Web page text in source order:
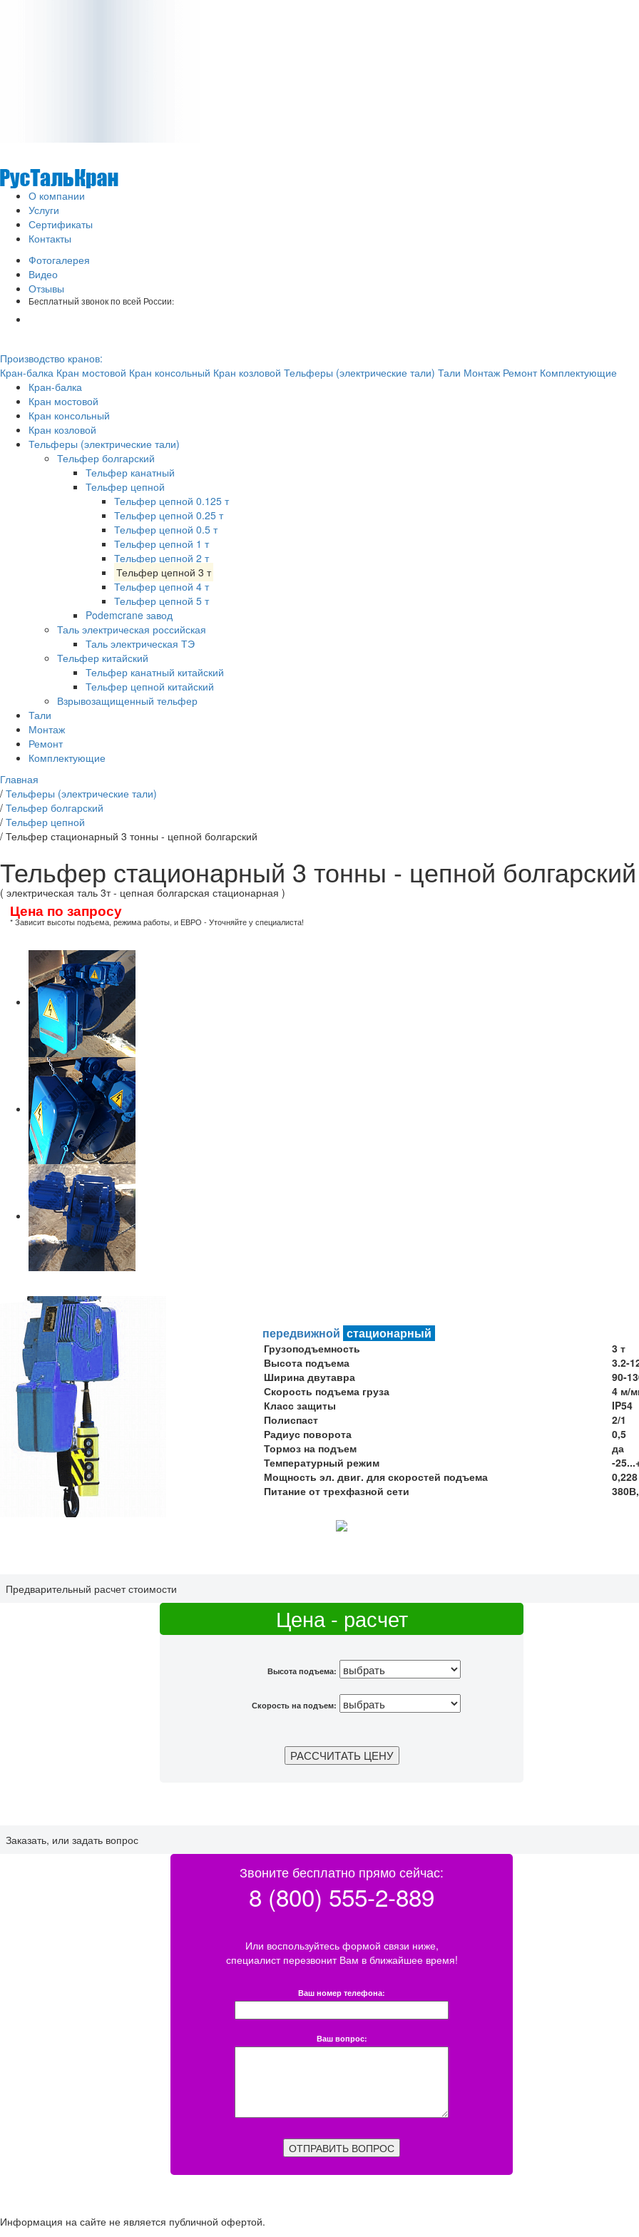
О компании
Услуги
Сертификаты
Контакты
Фотогалерея
Видео
Отзывы
Бесплатный звонок по всей России:
Производство кранов:
Кран-балка Кран мостовой Кран консольный Кран козловой Тельферы (электрические тали) Тали Монтаж Ремонт Комплектующие
Кран-балка
Кран мостовой
Кран консольный
Кран козловой
Тельферы (электрические тали)
Тельфер болгарский
Тельфер канатный
Тельфер цепной
Тельфер цепной 0.125 т
Тельфер цепной 0.25 т
Тельфер цепной 0.5 т
Тельфер цепной 1 т
Тельфер цепной 2 т
Тельфер цепной 3 т
Тельфер цепной 4 т
Тельфер цепной 5 т
Podemcrane завод
Таль электрическая российская
Таль электрическая ТЭ
Тельфер китайский
Тельфер канатный китайский
Тельфер цепной китайский
Взрывозащищенный тельфер
Тали
Монтаж
Ремонт
Комплектующие
Главная
/ Тельферы (электрические тали)
/ Тельфер болгарский
/ Тельфер цепной
/ Тельфер стационарный 3 тонны - цепной болгарский
Тельфер стационарный 3 тонны - цепной болгарский
( электрическая таль 3т - цепная болгарская стационарная )
Цена по запросу
* Зависит высоты подъема, режима работы, и ЕВРО - Уточняйте у специалиста!
передвижной стационарный
Грузоподъемность
3 т
Высота подъема
3.2-
Ширина двутавра
90-
Скорость подъема груза
4 м/
Класс защиты
IP54
Полиспаст
2/1
Радиус поворота
0,5
Тормоз на подъем
да
Температурный режим
-
Мощность эл. двиг. для скоростей подъема
Питание от трехфазной сети
Предварительный расчет стоимости
Цена - расчет
Высота подъема:
Скорость на подъем:
Заказать, или задать вопрос
Звоните бесплатно прямо сейчас:
8 (800) 555-2-889
Или воспользуйтесь формой связи ниже,
специалист перезвонит Вам в ближайшее время!
Ваш номер телефона:
Ваш вопрос:
ОТПРАВИТЬ ВОПРОС
Информация на сайте не является публичной офертой.